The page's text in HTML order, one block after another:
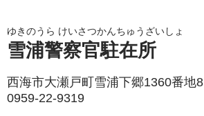
ゆきのうら けいさつかんちゅうざいしょ
雪浦警察官駐在所
西海市大瀬戸町雪浦下郷1360番地8
0959-22-9319